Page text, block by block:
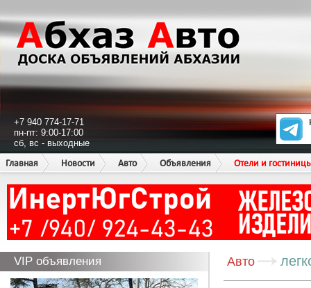
+7 940 774-17-71
пн-пт: 9:00-17:00
сб, вс - выходные
Главная
Новости Авто Объявления Отели и
VIP объявления Авто